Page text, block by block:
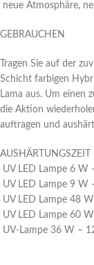
neue Atmosphäre,
GEBRAUCHEN
Tragen Sie auf der
Schicht farbigen
Lama aus. Um einen
die Aktion
auftragen und
AUSHÄRTUNGSZEIT
UV LED Lampe 6 W
UV LED Lampe 9 W
UV LED Lampe 48
UV LED Lampe 60
UV-Lampe 36 W –